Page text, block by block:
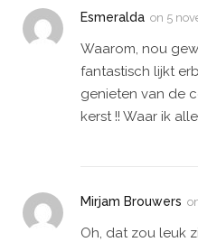
Esmeralda on 5
Waarom, nou
fantastisch lijkt
genieten van de
kerst !! Waar ik
Mirjam Brouwers
Oh, dat zou leuk